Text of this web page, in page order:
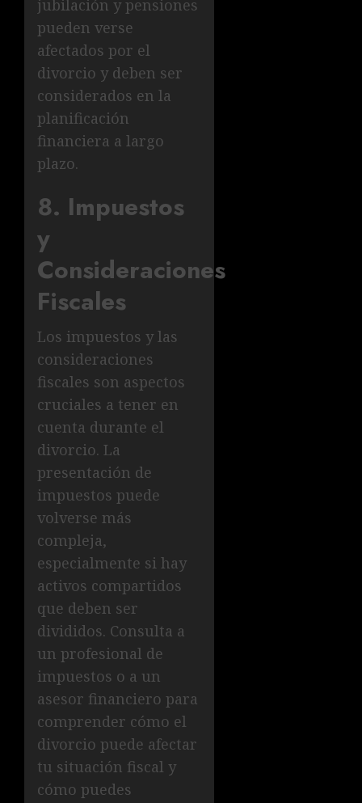
jubilación y pensiones
pueden verse
afectados por el
divorcio y deben ser
considerados en la
planificación
financiera a largo
plazo.
8. Impuestos
y
Consideraciones
Fiscales
Los impuestos y las
consideraciones
fiscales son aspectos
cruciales a tener en
cuenta durante el
divorcio. La
presentación de
impuestos puede
volverse más
compleja,
especialmente si hay
activos compartidos
que deben ser
divididos. Consulta a
un profesional de
impuestos o a un
asesor financiero para
comprender cómo el
divorcio puede afectar
tu situación fiscal y
cómo puedes